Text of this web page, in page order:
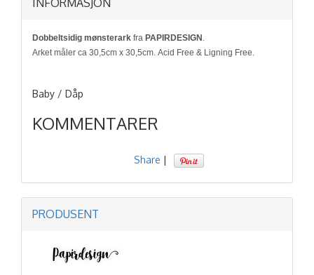
INFORMASJON
Dobbeltsidig mønsterark fra PAPIRDESIGN .
Arket måler ca 30,5cm x 30,5cm. Acid Free & Ligning Free.
Baby / Dåp
KOMMENTARER
Share |
PRODUSENT